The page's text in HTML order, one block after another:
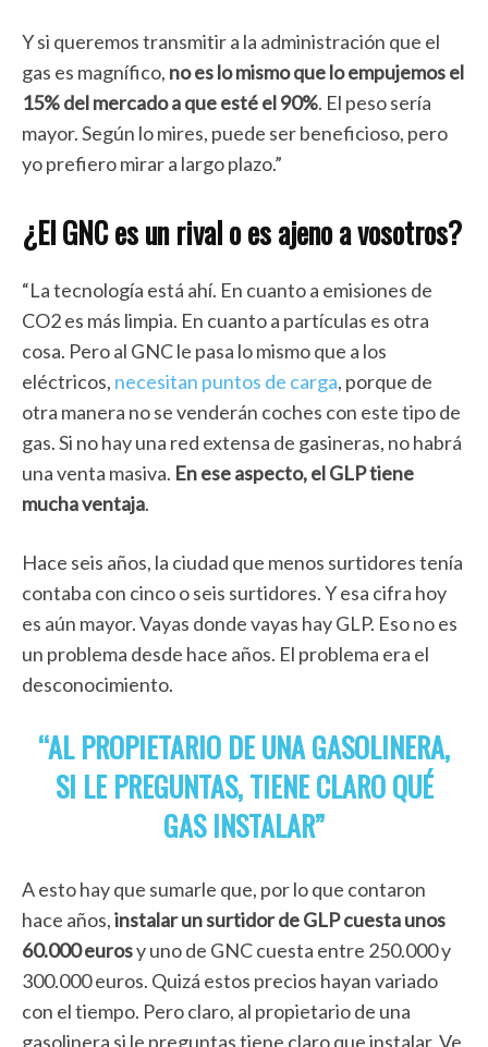
Y si queremos transmitir a la administración que el
gas es magnífico, no es lo mismo que lo empujemos el
15% del mercado a que esté el 90%. El peso sería
mayor. Según lo mires, puede ser beneficioso, pero
yo prefiero mirar a largo plazo.”
¿El GNC es un rival o es ajeno a vosotros?
“La tecnología está ahí. En cuanto a emisiones de
CO2 es más limpia. En cuanto a partículas es otra
cosa. Pero al GNC le pasa lo mismo que a los
eléctricos, necesitan puntos de carga, porque de
otra manera no se venderán coches con este tipo de
gas. Si no hay una red extensa de gasineras, no habrá
una venta masiva. En ese aspecto, el GLP tiene
mucha ventaja.
Hace seis años, la ciudad que menos surtidores tenía
contaba con cinco o seis surtidores. Y esa cifra hoy
es aún mayor. Vayas donde vayas hay GLP. Eso no es
un problema desde hace años. El problema era el
desconocimiento.
“AL PROPIETARIO DE UNA GASOLINERA,
SI LE PREGUNTAS, TIENE CLARO QUÉ
GAS INSTALAR”
A esto hay que sumarle que, por lo que contaron
hace años,instalarun surtidor de GLP cuesta unos
60.000 eurosy uno de GNC cuesta entre 250.000 y
300.000 euros. Quizá estos precios hayan variado
con el tiempo. Pero claro, al propietario de una
gasolinera si le preguntas tiene claro que instalar. Ve